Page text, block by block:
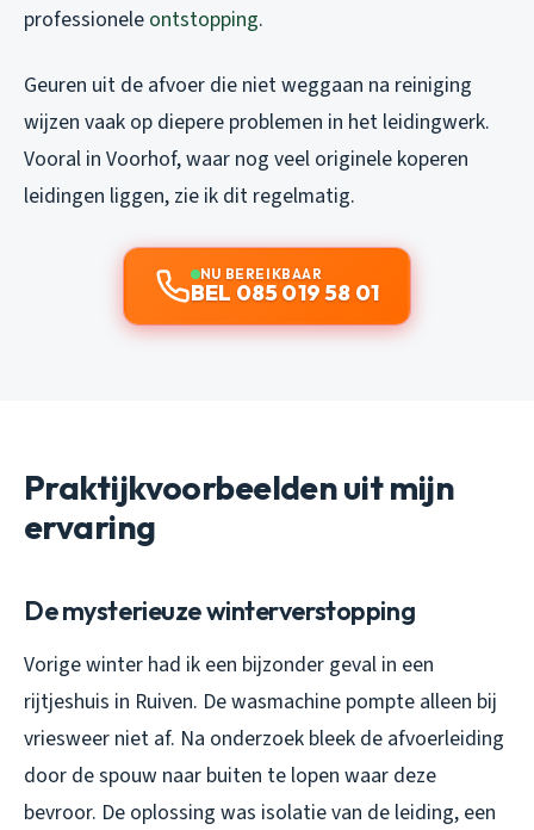
professionele ontstopping.
Geuren uit de afvoer die niet weggaan na reiniging
wijzen vaak op diepere problemen in het leidingwerk.
Vooral in Voorhof, waar nog veel originele koperen
leidingen liggen, zie ik dit regelmatig.
NU BEREIKBAAR
BEL 085 019 58 01
Praktijkvoorbeelden uit mijn
ervaring
De mysterieuze winterverstopping
Vorige winter had ik een bijzonder geval in een
rijtjeshuis in Ruiven. De wasmachine pompte alleen bij
vriesweer niet af. Na onderzoek bleek de afvoerleiding
door de spouw naar buiten te lopen waar deze
bevroor. De oplossing was isolatie van de leiding, een